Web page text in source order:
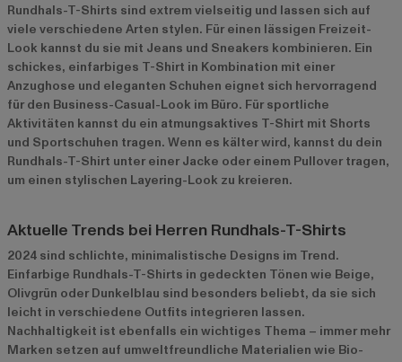
Rundhals-T-Shirts sind extrem vielseitig und lassen sich auf
viele verschiedene Arten stylen. Für einen lässigen Freizeit-
Look kannst du sie mit Jeans und Sneakers kombinieren. Ein
schickes, einfarbiges T-Shirt in Kombination mit einer
Anzughose und eleganten Schuhen eignet sich hervorragend
für den Business-Casual-Look im Büro. Für sportliche
Aktivitäten kannst du ein atmungsaktives T-Shirt mit Shorts
und Sportschuhen tragen. Wenn es kälter wird, kannst du dein
Rundhals-T-Shirt unter einer Jacke oder einem Pullover tragen,
um einen stylischen Layering-Look zu kreieren.
Aktuelle Trends bei Herren Rundhals-T-Shirts
2024 sind schlichte, minimalistische Designs im Trend.
Einfarbige Rundhals-T-Shirts in gedeckten Tönen wie Beige,
Olivgrün oder Dunkelblau sind besonders beliebt, da sie sich
leicht in verschiedene Outfits integrieren lassen.
Nachhaltigkeit ist ebenfalls ein wichtiges Thema – immer mehr
Marken setzen auf umweltfreundliche Materialien wie Bio-